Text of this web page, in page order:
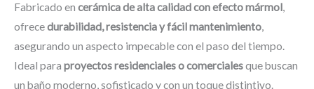
Fabricado en cerámica de alta calidad con efecto mármol,
ofrecedurabilidad, resistencia y fácil mantenimiento,
asegurando un aspecto impecable con el paso del tiempo.
Ideal para proyectos residenciales o comercialesque buscan
un baño moderno, sofisticado y con un toque distintivo.